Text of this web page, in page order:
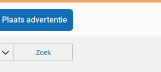
Plaats advertentie
Zoek